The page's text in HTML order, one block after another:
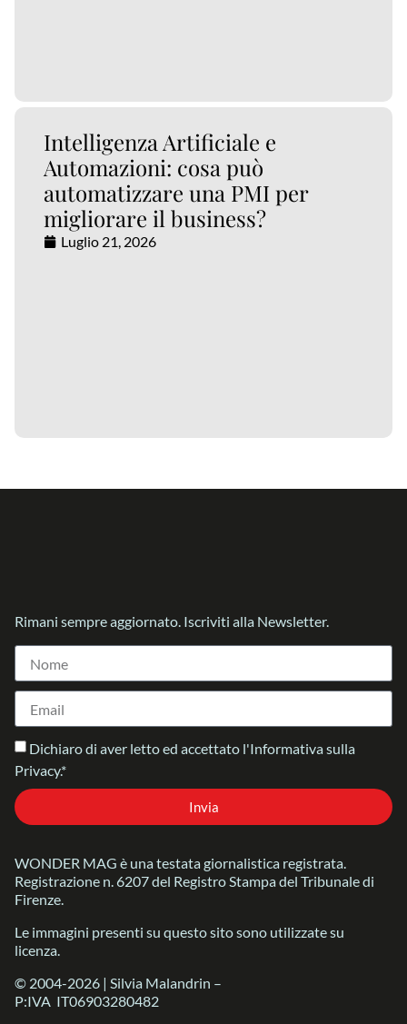
Intelligenza Artificiale e
Automazioni: cosa può
automatizzare una PMI per
migliorare il business?
Luglio 21, 2026
Rimani sempre aggiornato. Iscriviti alla Newsletter.
Dichiaro di aver letto ed accettato l'Informativa sulla
Privacy.*
Invia
WONDER MAG è una testata giornalistica registrata.
Registrazione n. 6207 del Registro Stampa del Tribunale di
Firenze.
Le immagini presenti su questo sito sono utilizzate su
licenza.
© 2004-2026 | Silvia Malandrin –
P:IVA IT06903280482